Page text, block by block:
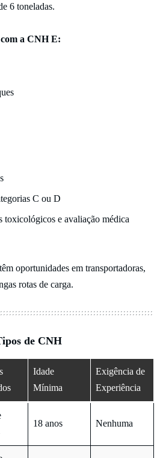
6 toneladas.
a CNH E:
C ou D
toxicológicos e avaliação médica
oportunidades em transportadoras,
rotas de carga.
de CNH
Idade
Mínima
Exigência de
Experiência
18 anos Nenhuma